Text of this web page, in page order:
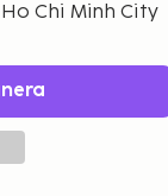
Ho Chi Minh City